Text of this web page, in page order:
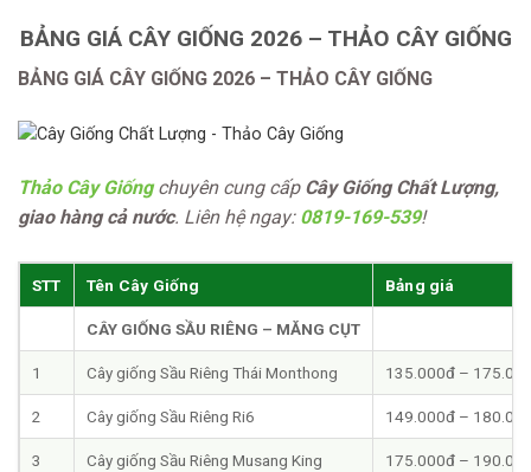
BẢNG GIÁ CÂY GIỐNG 2026 – THẢO CÂY GIỐNG
BẢNG GIÁ CÂY GIỐNG 2026 – THẢO CÂY GIỐNG
Thảo Cây Giốngchuyên cung cấp Cây Giống Chất Lượng,
giao hàng cả nước. Liên hệ ngay: 0819-169-539!
STT Tên Cây Giống Bảng giá
CÂY GIỐNG SẦU RIÊNG – MĂNG CỤT
1 Cây giống Sầu Riêng Thái Monthong 135.000đ –
2 Cây giống Sầu Riêng Ri6 149.000đ –
3 Cây giống Sầu Riêng Musang King 175.000đ –